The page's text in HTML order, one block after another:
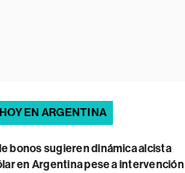
EN ARGENTINA
bonos sugieren dinámica alcista
en Argentina pese a intervención